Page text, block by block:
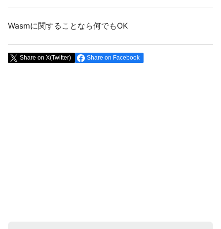
Wasmに関することなら何でもOK
Share on X(Twitter) Share on Facebook